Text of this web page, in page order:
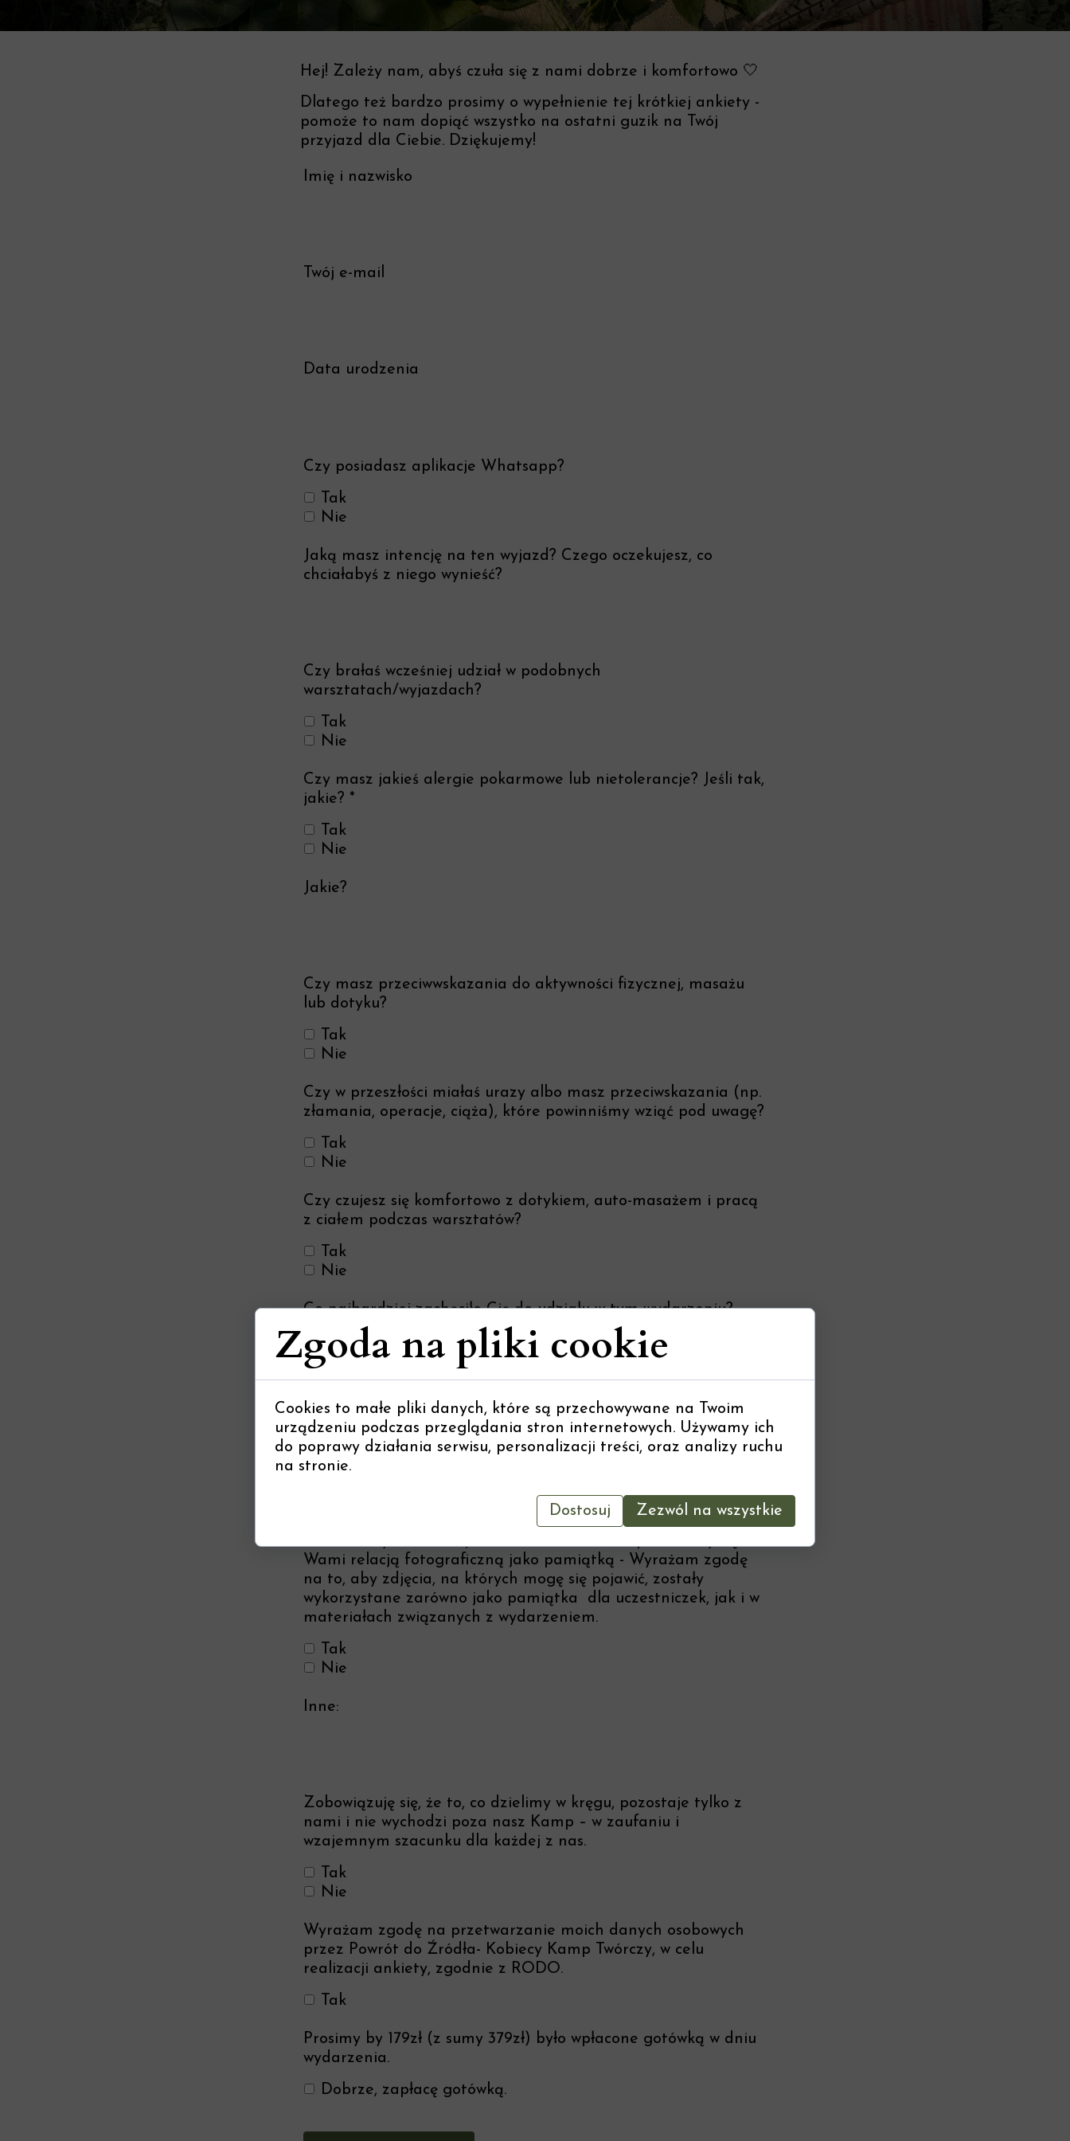
Hej! Zależy nam, abyś czuła się z nami dobrze i komfortowo 🤍
Dlatego też bardzo prosimy o wypełnienie tej krótkiej ankiety -
pomoże to nam dopiąć wszystko na ostatni guzik na Twój
przyjazd dla Ciebie. Dziękujemy!
Imię i nazwisko
Twój e-mail
Data urodzenia
Czy posiadasz aplikacje Whatsapp?
Tak
Nie
Jaką masz intencję na ten wyjazd? Czego oczekujesz, co
chciałabyś z niego wynieść?
Czy brałaś wcześniej udział w podobnych
warsztatach/wyjazdach?
Tak
Nie
Czy masz jakieś alergie pokarmowe lub nietolerancje? Jeśli tak,
jakie? *
Tak
Nie
Jakie?
Czy masz przeciwwskazania do aktywności fizycznej, masażu
lub dotyku?
Tak
Nie
Czy w przeszłości miałaś urazy albo masz przeciwskazania (np.
złamania, operacje, ciąża), które powinniśmy wziąć pod uwagę?
Tak
Nie
Czy czujesz się komfortowo z dotykiem, auto-masażem i pracą
z ciałem podczas warsztatów?
Tak
Nie
Co najbardziej zachęciło Cię do udziału w tym wydarzeniu?
Skąd dowiedziałaś się o naszych warsztatach?
Podczas wyjazdu będzie z nami fotografka, która uchwyci
nasze wspólne chwile w sposób niezauważalny, subtelny i
Wami relacją fotograficzną jako pamiątką - Wyrażam zgodę
na to, aby zdjęcia, na których mogę się pojawić, zostały
wykorzystane zarówno jako pamiątka dla uczestniczek, jak i w
materiałach związanych z wydarzeniem.
Tak
Nie
Inne:
Zobowiązuję się, że to, co dzielimy w kręgu, pozostaje tylko z
nami i nie wychodzi poza nasz Kamp – w zaufaniu i
wzajemnym szacunku dla każdej z nas.
Tak
Nie
Wyrażam zgodę na przetwarzanie moich danych osobowych
przez Powrót do Źródła- Kobiecy Kamp Twórczy, w celu
realizacji ankiety, zgodnie z RODO.
Tak
Prosimy by 179zł (z sumy 379zł) było wpłacone gotówką w dniu
wydarzenia.
Dobrze, zapłacę gotówką.
Zgoda na pliki cookie
Cookies to małe pliki danych, które są przechowywane na Twoim
urządzeniu podczas przeglądania stron internetowych. Używamy ich
do poprawy działania serwisu, personalizacji treści, oraz analizy ruchu
na stronie.
Dostosuj Zezwól na wszystkie